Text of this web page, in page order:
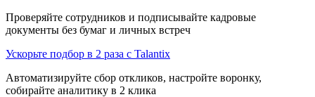
Проверяйте сотрудников и подписывайте кадровые
документы без бумаг и личных встреч
Ускорьте подбор в 2 раза с Talantix
Автоматизируйте сбор откликов, настройте воронку,
собирайте аналитику в 2 клика